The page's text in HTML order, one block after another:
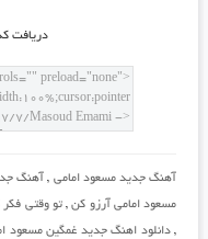
دريافت
آهنگ جدید مسعود امامی , آهنگ
مسعود امامی آرزو کن,تو وقتی فکر
,دانلود اهنگ جدید غمگین مسعود